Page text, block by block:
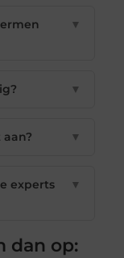
▼
▼
▼
experts
▼
dan op: